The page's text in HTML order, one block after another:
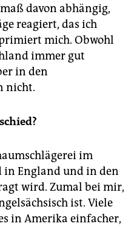
davon abhängig,
reagiert, das ich
mich. Obwohl
immer gut
in den
nicht.
im
England und in den
wird. Zumal bei mir,
ist. Viele
in Amerika einfacher,